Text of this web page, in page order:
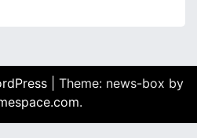
Theme: news-box by
.